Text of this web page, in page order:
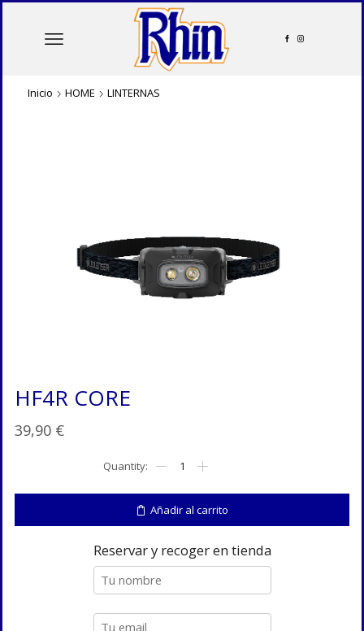
Inicio HOME LINTERNAS
HF4R CORE
39,90 €
CORE
Añadir al carrito
Reservar y recoger en tienda